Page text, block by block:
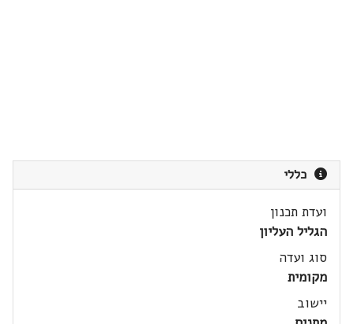
כללי
ועדת תכנון
הגליל העליון
סוג ועדה
מקומית
יישוב